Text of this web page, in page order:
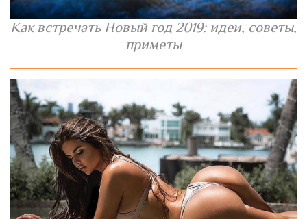
Как встречать Новый год 2019: идеи, советы,
приметы